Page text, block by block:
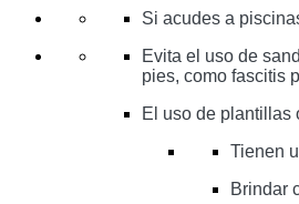
Si acudes a
Evita el uso de
pies, como fascitis
El uso de plantillas
Tienen
Brindar